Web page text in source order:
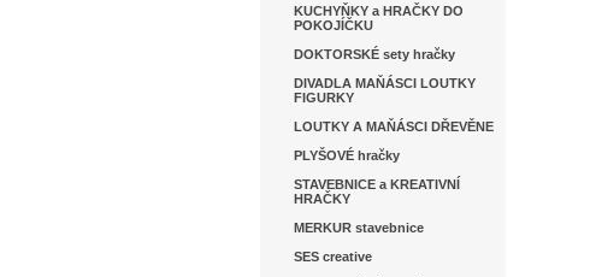
KUCHYŇKY a HRAČKY DO
POKOJÍČKU
DOKTORSKÉ sety hračky
DIVADLA MAŇÁSCI LOUTKY
FIGURKY
LOUTKY A MAŇÁSCI DŘEVĚNE
PLYŠOVÉ hračky
STAVEBNICE a KREATIVNÍ
HRAČKY
MERKUR stavebnice
SES creative